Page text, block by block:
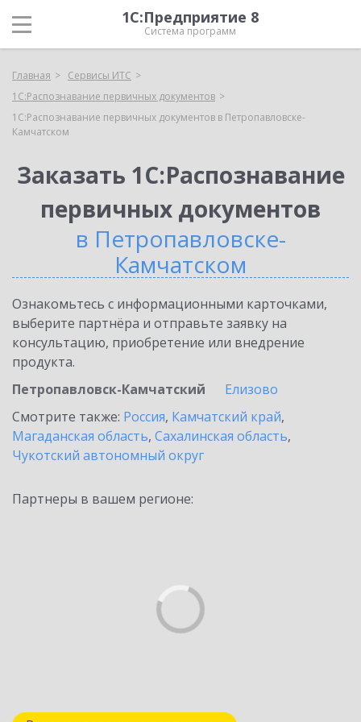
1С:Предприятие 8
Система программ
Главная
Сервисы ИТС
1С:Распознавание первичных документов
1С:Распознавание первичных документов в Петропавловске-
Камчатском
Заказать 1С:Распознавание
первичных документов
в Петропавловске-
Камчатском
Ознакомьтесь с информационными карточками,
выберите партнёра и отправьте заявку на
консультацию, приобретение или внедрение
продукта.
Петропавловск-Камчатский
Елизово
Смотрите также: Россия, Камчатский край,
Магаданская область, Сахалинская область,
Чукотский автономный округ
Партнеры в вашем регионе: